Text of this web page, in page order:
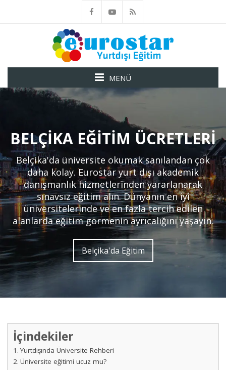
MENÜ
BELÇIKA EĞITIM ÜCRETLERI
Belçika'da üniversite okumak sanılandan çok
daha kolay. Eurostar yurt dışı akademik
danışmanlık hizmetlerinden yararlanarak
sınavsız eğitim alın. Dünyanın en iyi
üniversitelerinde ve en fazla tercih edilen
alanlarda eğitim görmenin ayrıcalığını yaşayın.
Belçika'da Eğitim
İçindekiler
Yurtdışında Üniversite Rehberi
Üniversite eğitimi ucuz mu?